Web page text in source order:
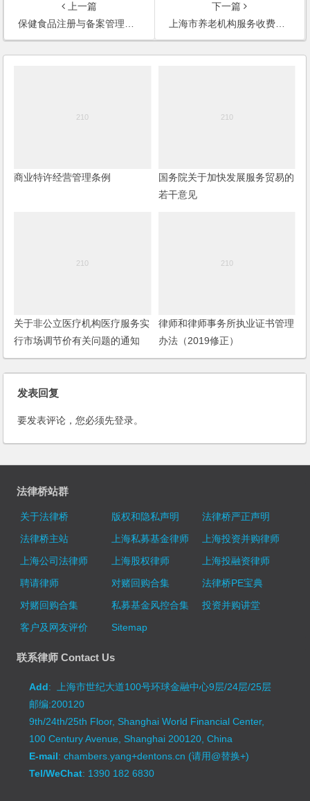
上一篇
保健食品注册与备案管理办法
下一篇
上海市养老机构服务收费管理办法
商业特许经营管理条例
国务院关于加快发展服务贸易的
若干意见
关于非公立医疗机构医疗服务实
行市场调节价有关问题的通知
律师和律师事务所执业证书管理
办法（2019修正）
发表回复
要发表评论，您必须先登录。
法律桥站群
关于法律桥 版权和隐私声明
法律桥严正声明
法律桥主站
上海私募基金律师
上海投资并购律师
上海公司法律师
上海股权律师
上海投融资律师
聘请律师
对赌回购合集
法律桥PE宝典
对赌回购合集
私募基金风控合集
投资并购讲堂
客户及网友评价
Sitemap
联系律师 Contact Us
Add: 上海市世纪大道100号环球金融中心9层/24层/25层
邮编:200120
9th/24th/25th Floor, Shanghai World Financial Center,
100 Century Avenue, Shanghai 200120, China
E-mail: chambers.yang+dentons.cn (请用@替换+)
Tel/WeChat: 1390 182 6830